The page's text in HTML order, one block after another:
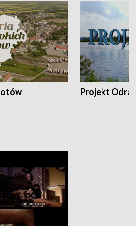
Projekt Odra